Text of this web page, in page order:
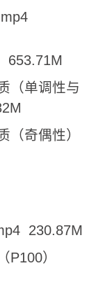
（单调性与
奇偶性）
230.87M
）